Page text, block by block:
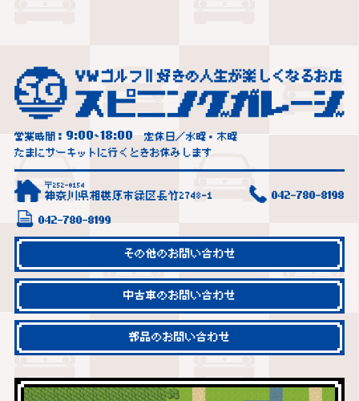
営業時間： 9:00~18:00定休日／水曜・木曜
たまにサーキットに行くときお休みします
〒252-0154
神奈川県相模原市緑区長竹2748-1 042-780-8198
042-780-8199
その他のお問い合わせ
中古車のお問い合わせ
部品のお問い合わせ